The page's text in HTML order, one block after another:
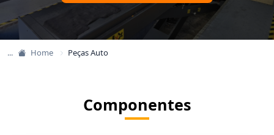
Home Peças Auto
Componentes